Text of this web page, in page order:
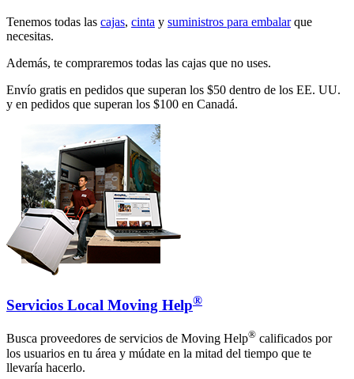
Tenemos todas las cajas, cinta y suministros para embalarque
necesitas.
Además, te compraremos todas las cajas que no uses.
Envío gratis en pedidos que superan los $50 dentro de los EE. UU.
y en pedidos que superan los $100 en Canadá.
Servicios Local Moving Help®
Busca proveedores de servicios de Moving Help® calificados por
los usuarios en tu área y múdate en la mitad del tiempo que te
llevaría hacerlo.